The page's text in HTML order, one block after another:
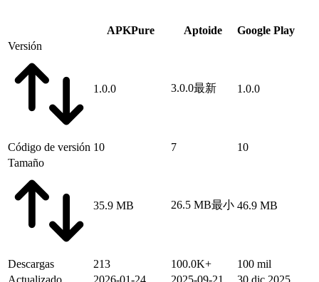
APKPure Aptoide
Google Play
Versión
1.0.0 3.0.0最新 1.0.0
Código de versión 10 7
10
Tamaño
35.9 MB 26.5 MB最小 46.9 MB
Descargas 213 100.0K+
100 mil